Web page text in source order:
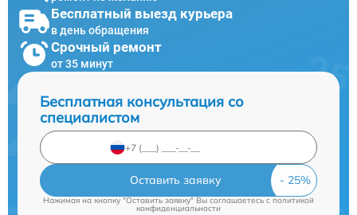
Бесплатный выезд курьера
в день обращения
Срочный ремонт
от 35 минут
Бесплатная консультация со
специалистом
Оставить заявку
Нажимая на кнопку "Оставить заявку" Вы соглашаетесь c политикой
конфиденциальности